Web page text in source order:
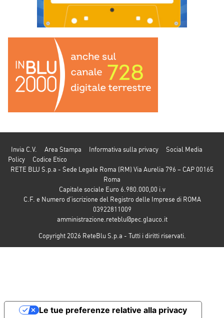
Invia C.V. Area Stampa Informativa sulla privacy
Social Media
Policy
Codice Etico
RETE BLU S.p.a - Sede Legale Roma (RM) Via Aurelia 796 – CAP 00165
Roma
Capitale sociale Euro 6.980.000,00 i.v
C.F. e Numero d’iscrizione del Registro delle Imprese di ROMA
03922811009
amministrazione.reteblu@pec.glauco.it
Copyright 2026 ReteBlu S.p.a - Tutti i diritti riservati.
Le tue preferenze relative alla privacy